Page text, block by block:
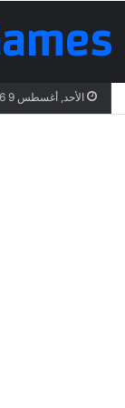
الأحد, أغسطس 9 2026